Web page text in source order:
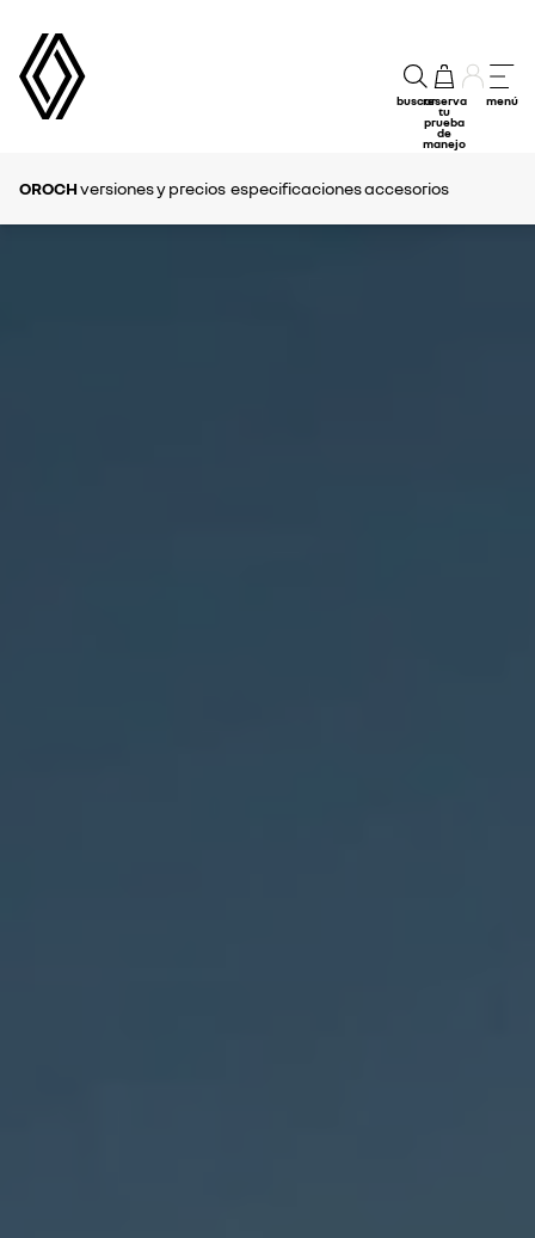
buscarreserva
tu
prueba
de
manejo
menú
OROCHversiones y precios especificacionesaccesorios